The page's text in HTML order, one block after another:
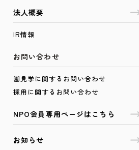
法人概要
IR情報
お問い合わせ
園見学に関するお問い合わせ
採用に関するお問い合わせ
NPO会員専用ページはこちら
お知らせ